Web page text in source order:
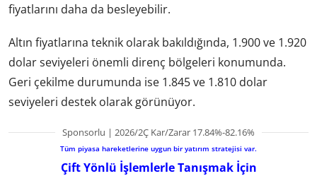
fiyatlarını daha da besleyebilir.
Altın fiyatlarına teknik olarak bakıldığında, 1.900 ve 1.920
dolar seviyeleri önemli direnç bölgeleri konumunda.
Geri çekilme durumunda ise 1.845 ve 1.810 dolar
seviyeleri destek olarak görünüyor.
Sponsorlu | 2026/2Ç Kar/Zarar 17.84%-82.16%
Tüm piyasa hareketlerine uygun bir yatırım stratejisi var.
Çift Yönlü İşlemlerle Tanışmak İçin